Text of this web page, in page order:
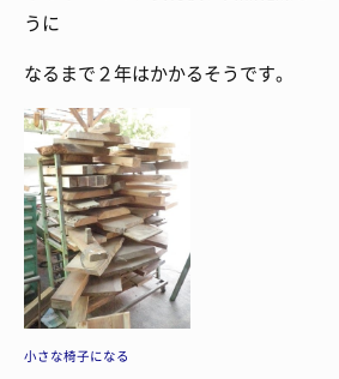
うに
なるまで２年はかかるそうです。
小さな椅子になる